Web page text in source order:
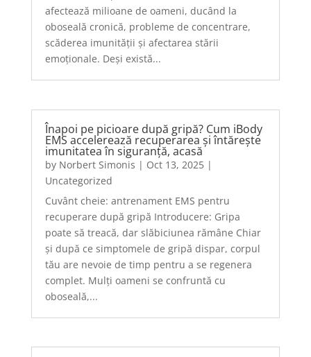
afectează milioane de oameni, ducând la
oboseală cronică, probleme de concentrare,
scăderea imunității și afectarea stării
emoționale. Deși există...
Înapoi pe picioare după gripă? Cum iBody
EMS accelerează recuperarea și întărește
imunitatea în siguranță, acasă
by Norbert Simonis | Oct 13, 2025|
Uncategorized
Cuvânt cheie: antrenament EMS pentru
recuperare după gripă Introducere: Gripa
poate să treacă, dar slăbiciunea rămâne Chiar
și după ce simptomele de gripă dispar, corpul
tău are nevoie de timp pentru a se regenera
complet. Mulți oameni se confruntă cu
oboseală,...